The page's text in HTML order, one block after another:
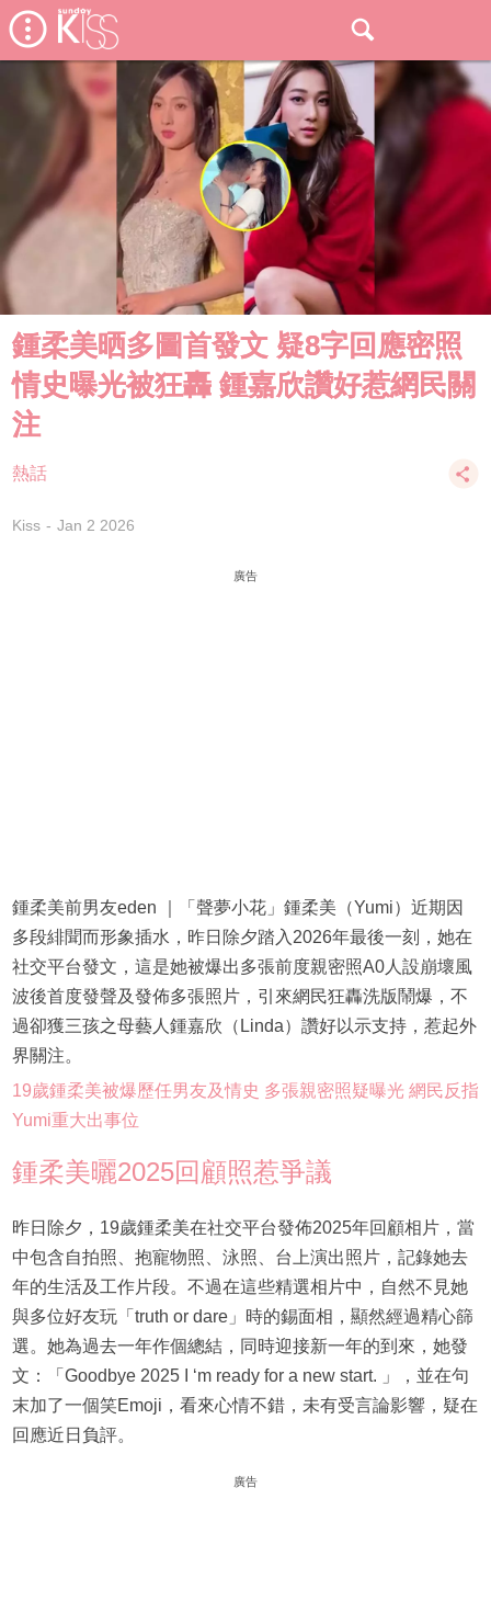
鍾柔美晒多圖首發文 疑8字回應密照
情史曝光被狂轟 鍾嘉欣讚好惹網民關
注
熱話
Kiss Jan 2 2026
廣告
鍾柔美前男友eden ｜「聲夢小花」鍾柔美（Yumi）近期因
多段緋聞而形象插水，昨日除夕踏入2026年最後一刻，她在
社交平台發文，這是她被爆出多張前度親密照A0人設崩壞風
波後首度發聲及發佈多張照片，引來網民狂轟洗版鬧爆，不
過卻獲三孩之母藝人鍾嘉欣（Linda）讚好以示支持，惹起外
界關注。
19歲鍾柔美被爆歷任男友及情史 多張親密照疑曝光 網民反指
Yumi重大出事位
鍾柔美曬2025回顧照惹爭議
昨日除夕，19歲鍾柔美在社交平台發佈2025年回顧相片，當
中包含自拍照、抱寵物照、泳照、台上演出照片，記錄她去
年的生活及工作片段。不過在這些精選相片中，自然不見她
與多位好友玩「truth or dare」時的錫面相，顯然經過精心篩
選。她為過去一年作個總結，同時迎接新一年的到來，她發
文：「Goodbye 2025 I ‘m ready for a new start. 」，並在句
末加了一個笑Emoji，看來心情不錯，未有受言論影響，疑在
回應近日負評。
廣告